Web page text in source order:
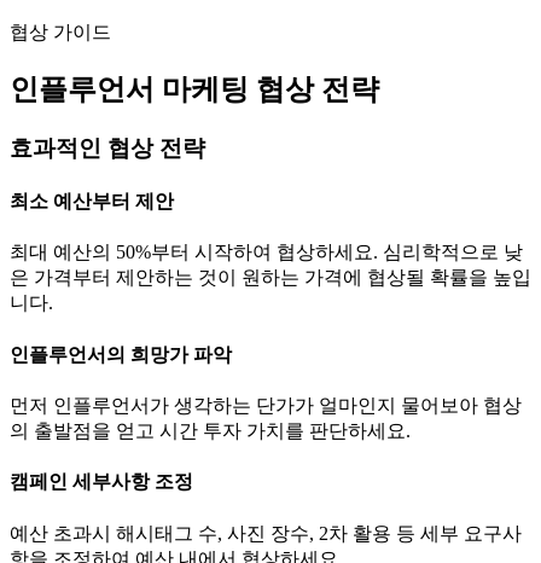
협상 가이드
인플루언서 마케팅 협상 전략
효과적인 협상 전략
최소 예산부터 제안
최대 예산의 50%부터 시작하여 협상하세요. 심리학적으로 낮
은 가격부터 제안하는 것이 원하는 가격에 협상될 확률을 높입
니다.
인플루언서의 희망가 파악
먼저 인플루언서가 생각하는 단가가 얼마인지 물어보아 협상
의 출발점을 얻고 시간 투자 가치를 판단하세요.
캠페인 세부사항 조정
예산 초과시 해시태그 수, 사진 장수, 2차 활용 등 세부 요구사
항을 조정하여 예산 내에서 협상하세요.